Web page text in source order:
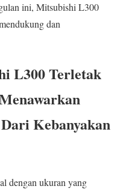
ini, Mitsubishi L300
dan
L300 Terletak
Kebanyakan
dengan ukuran yang